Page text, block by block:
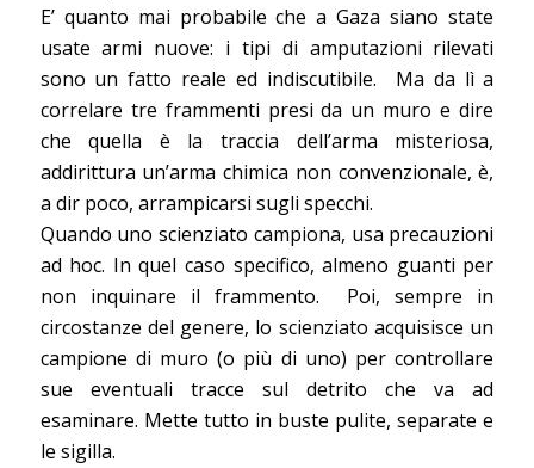
E’ quanto mai probabile che a Gaza siano state
usate armi nuove: i tipi di amputazioni rilevati
sono un fatto reale ed indiscutibile. Ma da lì a
correlare tre frammenti presi da un muro e dire
che quella è la traccia dell’arma misteriosa,
addirittura un’arma chimica non convenzionale, è,
a dir poco, arrampicarsi sugli specchi.
Quando uno scienziato campiona, usa precauzioni
ad hoc. In quel caso specifico, almeno guanti per
non inquinare il frammento. Poi, sempre in
circostanze del genere, lo scienziato acquisisce un
campione di muro (o più di uno) per controllare
sue eventuali tracce sul detrito che va ad
esaminare. Mette tutto in buste pulite, separate e
le sigilla.